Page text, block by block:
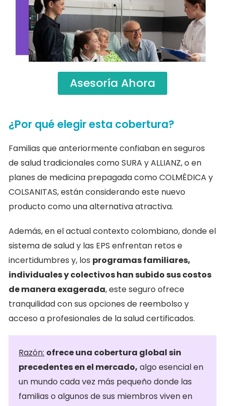
Asesoría Ahora
¿Por qué elegir esta cobertura?
Familias que anteriormente confiaban en seguros
de salud tradicionales como SURA y ALLIANZ, o en
planes de medicina prepagada como COLMÉDICA y
COLSANITAS, están considerando este nuevo
producto como una alternativa atractiva.
Además, en el actual contexto colombiano, donde el
sistema de salud y las EPS enfrentan retos e
incertidumbres y, los programas familiares,
individuales y colectivos han subido sus costos
de manera exagerada, este seguro ofrece
tranquilidad con sus opciones de reembolso y
acceso a profesionales de la salud certificados.
Razón: ofrece una cobertura global sin
precedentes en el mercado, algo esencial en
un mundo cada vez más pequeño donde las
familias o algunos de sus miembros viven en